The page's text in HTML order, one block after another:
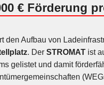
€ Förderung
den Aufbau von
. Der STROMAT ist
gelistet und damit